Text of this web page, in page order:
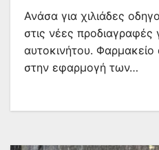
Ανάσα για χιλιάδες
στις νέες προδιαγραφές
αυτοκινήτου.
στην εφαρμογή των…